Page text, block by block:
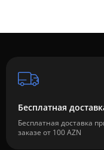
Бесплатная
Бесплатная доставка
заказе от 100 AZN